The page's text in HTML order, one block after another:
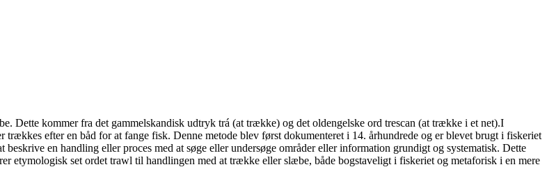
Dette kommer fra det gammelskandisk udtryk trá (at trække) og det oldengelske ord trescan (at trække i et net).I
efter en båd for at fange fisk. Denne metode blev først dokumenteret i 14. århundrede og er blevet brugt i fiskeriet
en handling eller proces med at søge eller undersøge områder eller information grundigt og systematisk. Dette
etymologisk set ordet trawl til handlingen med at trække eller slæbe, både bogstaveligt i fiskeriet og metaforisk i en mere